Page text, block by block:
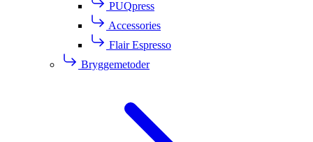
PUQpress
Accessories
Flair Espresso
Bryggemetoder